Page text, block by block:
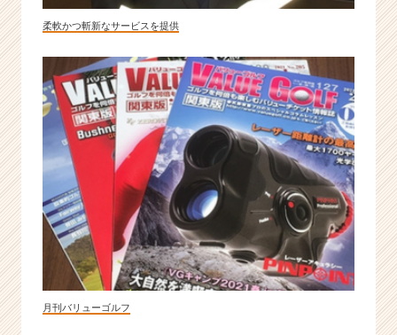
柔軟かつ斬新なサービスを提供
月刊バリューゴルフ